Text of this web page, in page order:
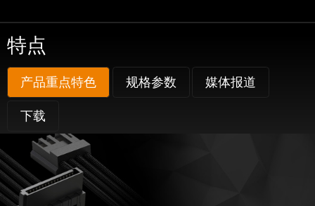
特点
产品重点特色 规格参数 媒体报道
下载